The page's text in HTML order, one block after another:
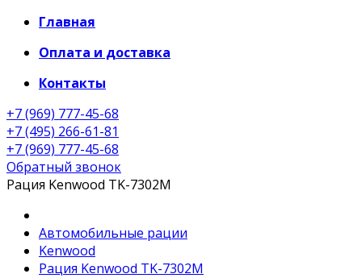
Главная
Оплата и доставка
Контакты
+7 (969) 777-45-68
+7 (495) 266-61-81
+7 (969) 777-45-68
Обратный звонок
Рация Kenwood TK-7302M
Автомобильные рации
Kenwood
Рация Kenwood TK-7302M